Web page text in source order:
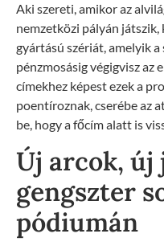
Aki szereti, amikor az
nemzetközi pályán
gyártású szériát, amelyik
pénzmosásig végigvisz az
címekhez képest ezek a
poentíroznak, cserébe az
be, hogy a főcím alatt is
Új arcok, új
gengszter
pódiumán